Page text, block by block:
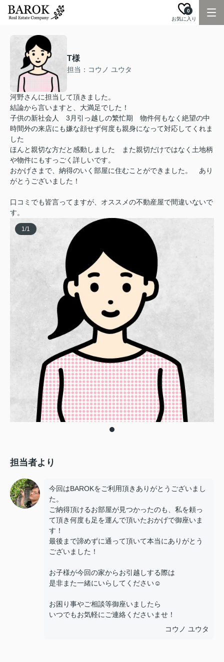
お気に入り
0
T様
担当：コウノ ユウタ
河野さんに担当して頂きました。
結論から言いますと、大満足でした！
子供の新社会人 3月引っ越しの繁忙期 物件何もなく絶望の中
時間外の来店にも嫌な顔せず何度も親身になって対応してくれま
した
ほんと親切な方だと感動しました また親切だけではなく土地柄
や物件にもすっごく詳しいです。
おかげさまで、納得のいく部屋に住むことができました。 あり
がとうございました！
口コミでも皆言ってますが、オススメの不動産屋で間違いないで
す。
1/1
担当者より
今回はBAROKをご利用頂きありがとうございまし
た。
ご納得頂けるお部屋が見つかったのも、私を頼っ
て頂き何度も足を運んで頂いたおかげで御座いま
す！
最後まで諦めずに通って頂いて本当にありがとう
ございました！
お子様が今回の家からお引越しする際は
是非また一緒にいらしてください☺
お困り事やご相談等御座いましたら
いつでもお気軽にご連絡くださいませ！
コウノ ユウタ